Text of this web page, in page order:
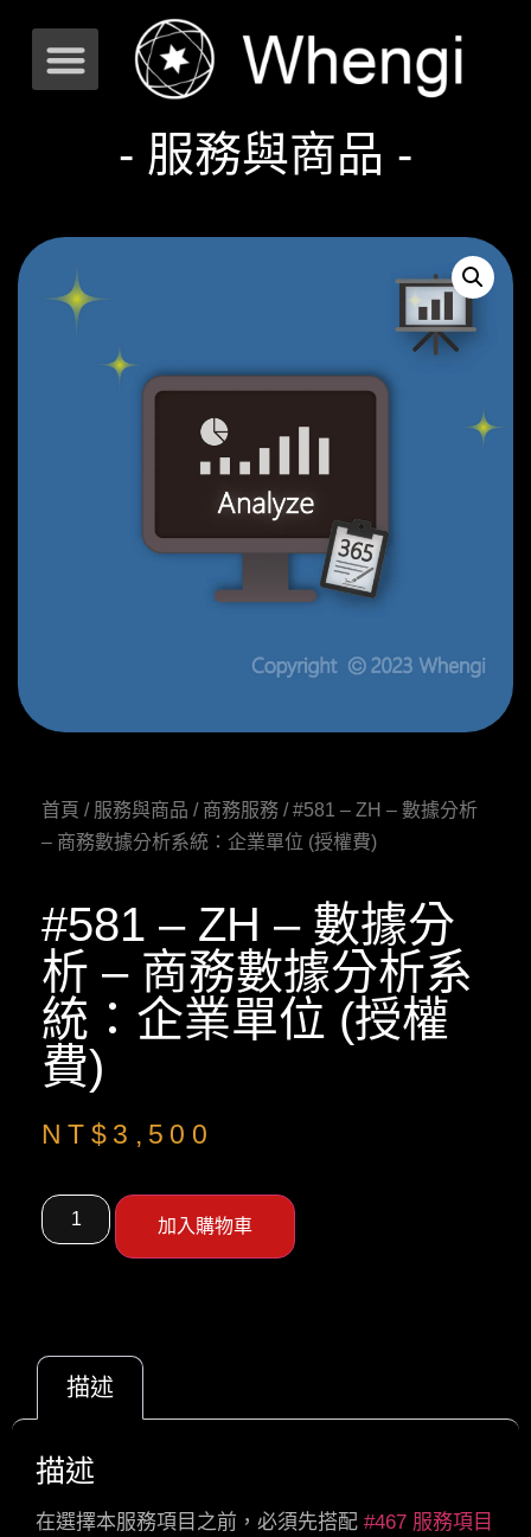
- 服務與商品 -
首頁 / 服務與商品 / 商務服務 / #581 – ZH – 數據分析
– 商務數據分析系統：企業單位 (授權費)
#581 – ZH – 數據分
析 – 商務數據分析系
統：企業單位 (授權
費)
NT$ 3,500
加入購物車
描述
描述
在選擇本服務項目之前，必須先搭配 #467 服務項目